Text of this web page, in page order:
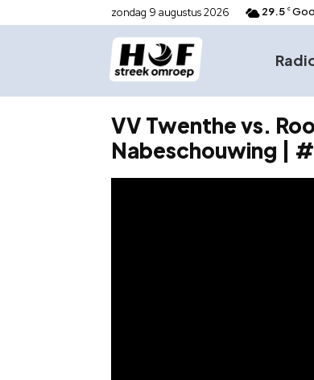
zondag 9 augustus 2026 29.5 C
VV Twenthe vs.
Nabeschouwing |